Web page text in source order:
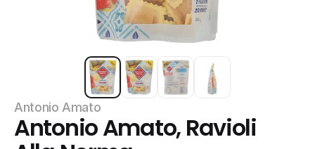
Antonio Amato
Antonio Amato, Ravioli